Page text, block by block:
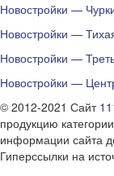
Новостройки —
Новостройки —
Новостройки —
Новостройки —
© 2012-2021 Сайт
продукцию
информации сайта
Гиперссылки на